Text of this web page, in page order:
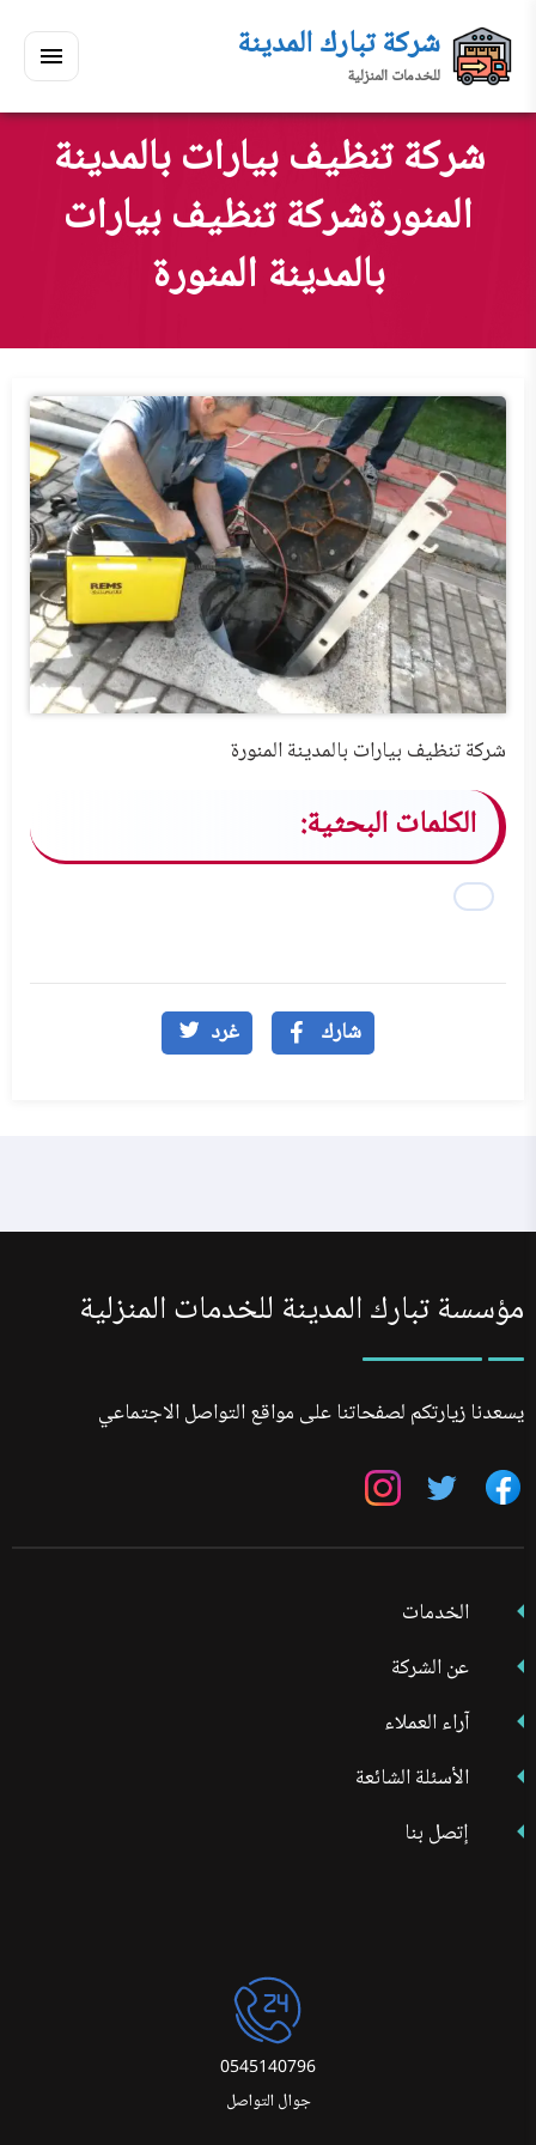
إلى
المحتوى
القائمة
شركة تبارك المدينة
للخدمات المنزلية
ابحث
في
مسكنك
ابحث
شركة تنظيف بيارات بالمدينة
المنورةشركة تنظيف بيارات
بالمدينة المنورة
شركة تنظيف بيارات بالمدينة المنورة
الكلمات البحثية:
شارك غرد
مؤسسة تبارك المدينة للخدمات المنزلية
يسعدنا زيارتكم لصفحاتنا على مواقع التواصل الاجتماعي
تابعنا
فيسبوك
تابعنا
على
تويتر
تابعنا
انستجرام
الخدمات
عن الشركة
آراء العملاء
الأسئلة الشائعة
إتصل بنا
0545140796
جوال التواصل